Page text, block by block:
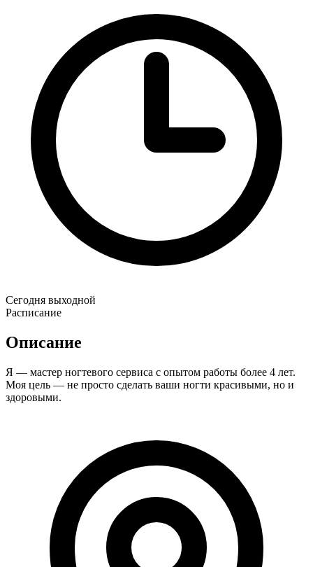
Сегодня выходной
Расписание
Описание
Я — мастер ногтевого сервиса с опытом работы более 4 лет.
Моя цель — не просто сделать ваши ногти красивыми, но и
здоровыми.